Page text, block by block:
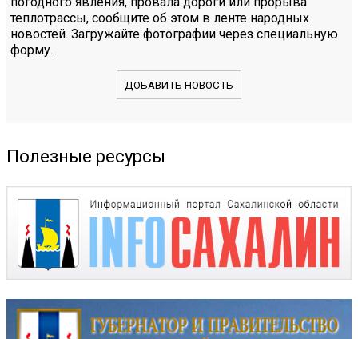
теплотрассы, сообщите об этом в ленте народных
новостей. Загружайте фотографии через специальную
форму.
ДОБАВИТЬ НОВОСТЬ
Полезные ресурсы